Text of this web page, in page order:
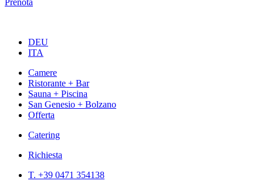
Prenota
DEU
ITA
Camere
Ristorante + Bar
Sauna + Piscina
San Genesio + Bolzano
Offerta
Catering
Richiesta
T. +39 0471 354138